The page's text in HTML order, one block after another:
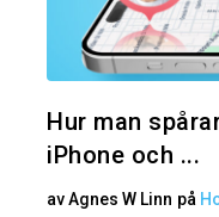
Hur man
iPhone och ...
avAgnes W Linn på